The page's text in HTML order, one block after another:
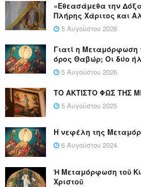
«Εθεασάμεθα την
Πλήρης Χάριτος και
5 Αυγούστου 2026
Γιατί η Μεταμόρφωση
όρος Θαβώρ; Οι δύο
5 Αυγούστου 2026
ΤΟ ΑΚΤΙΣΤΟ ΦΩΣ ΤΗΣ
5 Αυγούστου 2025
Η νεφέλη της
6 Αυγούστου 2024
Ἡ Μεταμόρφωση τοῦ
Χριστοῦ